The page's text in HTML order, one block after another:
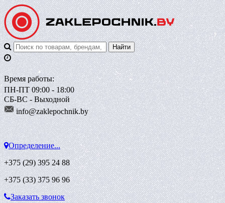
Время работы:
ПН-ПТ 09:00 - 18:00
СБ-ВС - Выходной
info@zaklepochnik.by
Определение...
+375 (29)395 24 88
+375 (33)375 96 96
Заказать звонок